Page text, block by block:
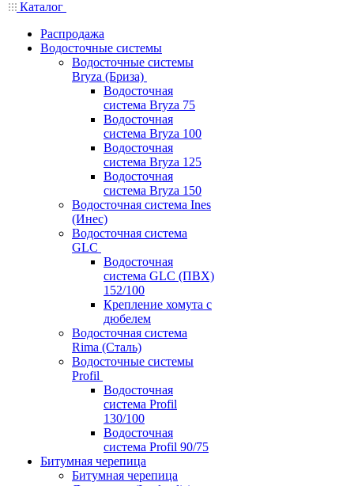
Каталог
Распродажа
Водосточные системы
Водосточные системы
Bryza (Бриза)
Водосточная
система Bryza 75
Водосточная
система Bryza 100
Водосточная
система Bryza 125
Водосточная
система Bryza 150
Водосточная система Ines
(Инес)
Водосточная система
GLC
Водосточная
система GLC (ПВХ)
152/100
Крепление хомута с
дюбелем
Водосточная система
Rima (Сталь)
Водосточные системы
Profil
Водосточная
система Profil
130/100
Водосточная
система Profil 90/75
Битумная черепица
Битумная черепица